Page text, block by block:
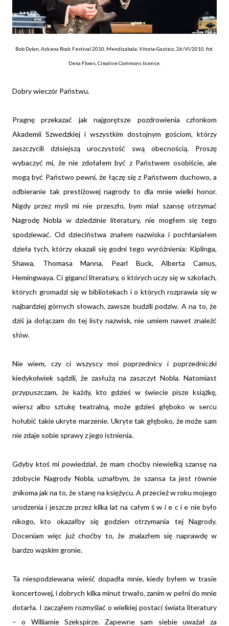
Bob Dylan, Azkena Rock Festival 2010, Mendizabala, Vitoria-Gasteiz, 26/VI/2010, fot.
Dena Flows, Creative Commons license.
Dobry wieczór Państwu.
Pragnę przekazać jak najgorętsze pozdrowienia członkom
Akademii Szwedzkiej i wszystkim dostojnym gościom, którzy
zaszczycili dzisiejszą uroczystość swą obecnością. Proszę
wybaczyć mi, że nie zdołałem być z Państwem osobiście, ale
mogą być Państwo pewni, że łączę się z Państwem duchowo, a
odbieranie tak prestiżowej nagrody to dla mnie wielki honor.
Nigdy przez myśl mi nie przeszło, bym miał szansę otrzymać
Nagrodę Nobla w dziedzinie literatury, nie mogłem się tego
spodziewać. Od dzieciństwa znałem nazwiska i pochłaniałem
dzieła tych, którzy okazali się godni tego wyróżnienia: Kiplinga,
Shawa, Thomasa Manna, Pearl Buck, Alberta Camus,
Hemingwaya. Ci giganci literatury, o których uczy się w szkołach,
których gromadzi się w bibliotekach i o których rozprawia się w
najbardziej górnych słowach, zawsze budzili podziw. A na to, że
dziś ja dołączam do tej listy nazwisk, nie umiem nawet znaleźć
słów.
Nie wiem, czy ci wszyscy moi poprzednicy i poprzedniczki
kiedykolwiek sądzili, że zasłużą na zaszczyt Nobla. Natomiast
przypuszczam, że każdy, kto gdzieś w świecie pisze książkę,
wiersz albo sztukę teatralną, może gdzieś głęboko w sercu
hołubić takie ukryte marzenie. Ukryte tak głęboko, że może sam
nie zdaje sobie sprawy z jego istnienia.
Gdyby ktoś mi powiedział, że mam choćby niewielką szansę na
zdobycie Nagrody Nobla, uznałbym, że szansa ta jest równie
znikoma jak na to, że stanę na księżycu. A przecież w roku mojego
urodzenia i jeszcze przez kilka lat na całym ś w i e c i e nie było
nikogo, kto okazałby się godzien otrzymania tej Nagrody.
Doceniam więc już choćby to, że znalazłem się naprawdę w
bardzo wąskim gronie.
Ta niespodziewana wieść dopadła mnie, kiedy byłem w trasie
koncertowej, i dobrych kilka minut trwało, zanim w pełni do mnie
dotarła. I zacząłem rozmyślać o wielkiej postaci świata literatury
– o Williamie Szekspirze. Zapewne sam siebie uważał za